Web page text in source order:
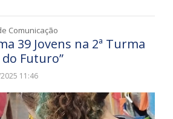
Comunicação
39 Jovens na 2ª Turma
Futuro”
11:46